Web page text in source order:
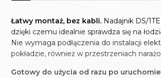
Łatwy montaż, bez kabli. Nadajnik DS/
dzięki czemu idealnie sprawdza się na
Nie wymaga podłączenia do instalacji
pokładzie, również w przestrzeniach
Gotowy do użycia od razu po